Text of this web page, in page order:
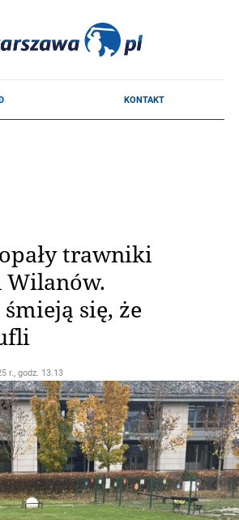
trawniki
Wilanów.
się, że
r., godz. 13.13